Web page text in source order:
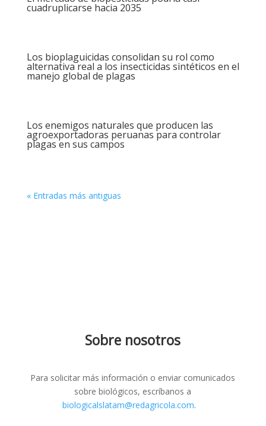
cuadruplicarse hacia 2035
Los bioplaguicidas consolidan su rol como
alternativa real a los insecticidas sintéticos en el
manejo global de plagas
Los enemigos naturales que producen las
agroexportadoras peruanas para controlar
plagas en sus campos
« Entradas más antiguas
Sobre nosotros
Para solicitar más información o enviar comunicados
sobre biológicos, escríbanos a
biologicalslatam@redagricola.com.